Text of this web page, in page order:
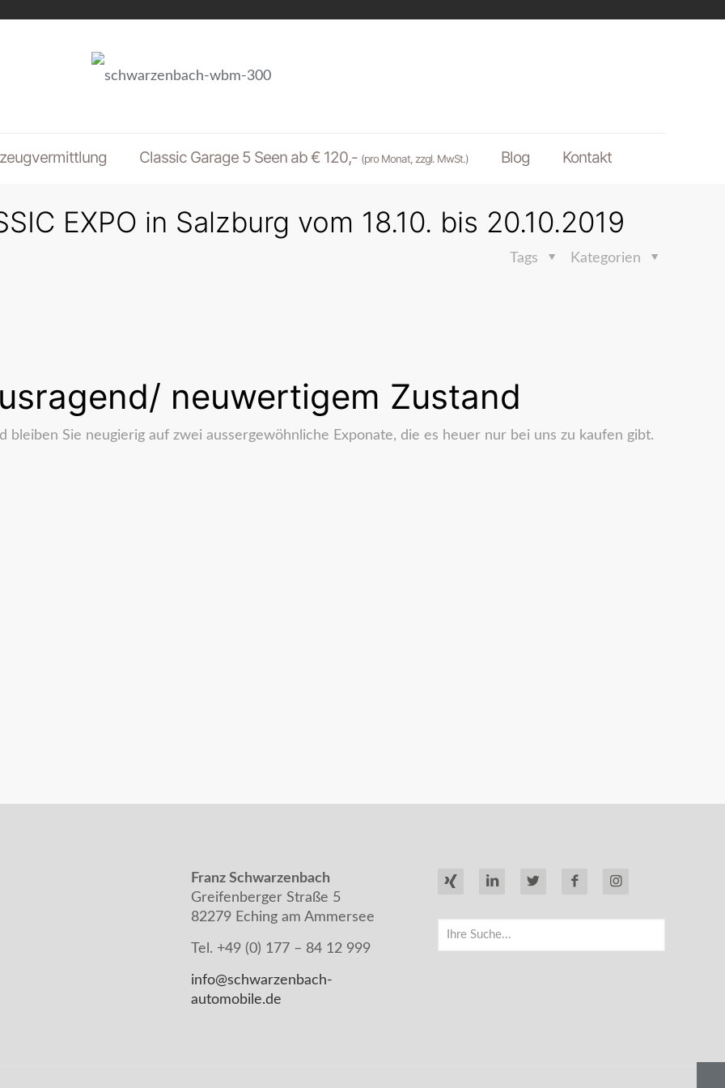
Classic Garage 5 Seen ab € 120,- (pro Monat, zzgl. MwSt.) Blog Kontakt
EXPO in Salzburg vom 18.10. bis 20.10.2019
Kategorien
Tags
neuwertigem Zustand
bleiben Sie neugierig auf zwei aussergewöhnliche Exponate, die es heuer nur bei uns zu kaufen gibt.
Franz Schwarzenbach
Greifenberger Straße 5
82279 Eching am Ammersee
Tel. +49 (0) 177 – 84 12 999
info@schwarzenbach-
automobile.de